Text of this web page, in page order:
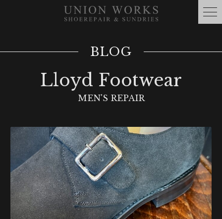
BLOG
Lloyd Footwear
MEN'S REPAIR